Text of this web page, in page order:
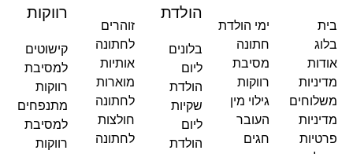
בית
בלוג
אודות
מדיניות
משלוחים
מדיניות
פרטיות
ימי הולדת
חתונה
מסיבת
רווקות
גילוי מין
העובר
חגים
הולדת
בלונים
ליום
הולדת
שקיות
ליום
הולדת
זוהרים
לחתונה
אותיות
מוארות
לחתונה
חולצות
לחתונה
רווקות
קישוטים
למסיבת
רווקות
מתנפחים
למסיבת
רווקות